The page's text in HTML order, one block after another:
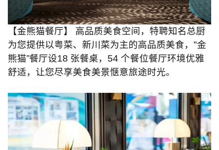
【金熊猫餐厅】 高品质美食空间，特聘知名总厨
为您提供以粤菜、新川菜为主的高品质美食， "金
熊猫”餐厅设18 张餐桌， 54 个餐位餐厅环境优雅
舒适，让您尽享美食美景惬意旅途时光。